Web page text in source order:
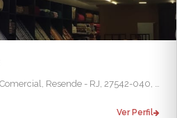
R. Gulhot Rodrigues, 100 - Comercial, Resende - RJ, 27542-040, Brasil
Ver Perfil